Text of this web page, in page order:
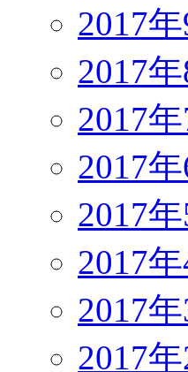
2017
2017
2017
2017
2017
2017
2017
2017